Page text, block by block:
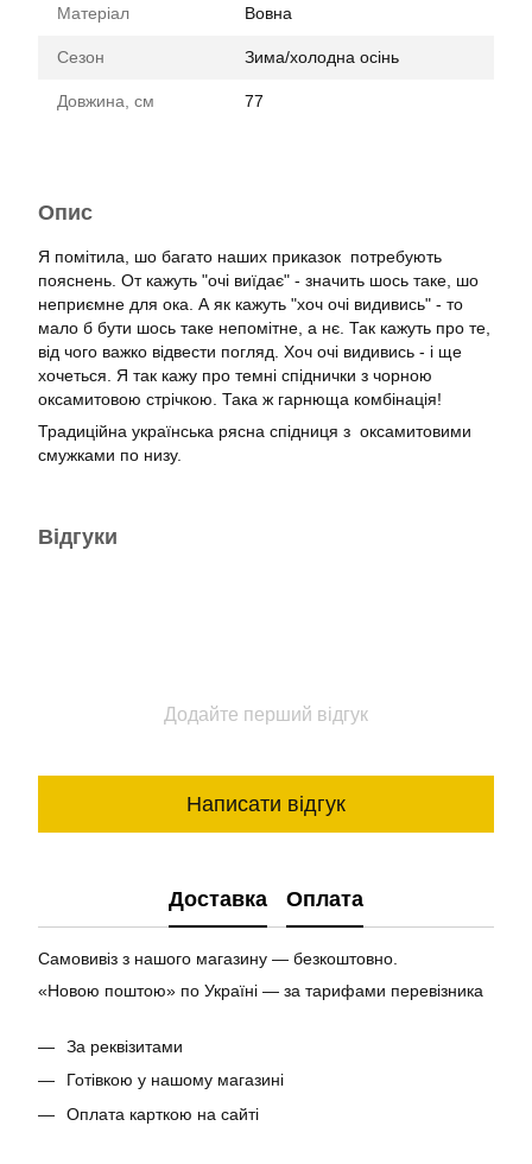
Матеріал Вовна
Сезон Зима/холодна осінь
Довжина, см 77
Опис
Я помітила, шо багато наших приказок потребують
пояснень. От кажуть "очі виїдає" - значить шось таке, шо
неприємне для ока. А як кажуть "хоч очі видивись" - то
мало б бути шось таке непомітне, а нє. Так кажуть про те,
від чого важко відвести погляд. Хоч очі видивись - і ще
хочеться. Я так кажу про темні спіднички з чорною
оксамитовою стрічкою. Така ж гарнюща комбінація!
Традиційна українська рясна спідниця з оксамитовими
смужками по низу.
Відгуки
Додайте перший відгук
Написати відгук
Доставка Оплата
Самовивіз з нашого магазину — безкоштовно.
«Новою поштою» по Україні — за тарифами перевізника
За реквізитами
Готівкою у нашому магазині
Оплата карткою на сайті